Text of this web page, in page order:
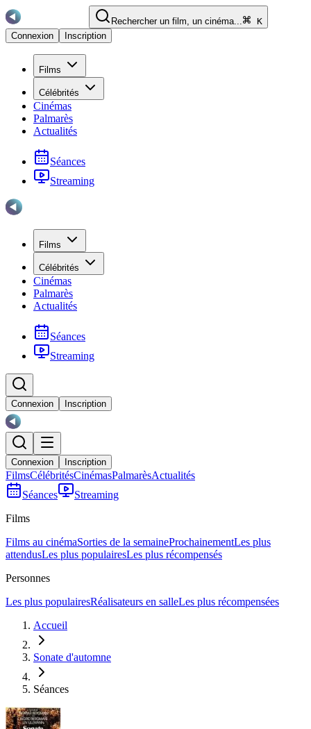
Rechercher un film, un cinéma...
K
Connexion
Inscription
Films
Célébrités
Cinémas
Palmarès
Actualités
Séances
Streaming
Films
Célébrités
Cinémas
Palmarès
Actualités
Séances
Streaming
Connexion Inscription
Connexion Inscription
FilmsCélébritésCinémasPalmarèsActualités
Séances
Streaming
Films
Films au cinémaSorties de la semaineProchainementLes plus
attendusLes plus populairesLes plus récompensés
Personnes
Les plus populairesRéalisateurs en salleLes plus récompensées
Accueil
Sonate d'automne
Séances